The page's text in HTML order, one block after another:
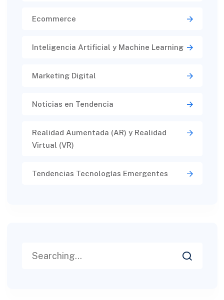
Ecommerce
Inteligencia Artificial y Machine Learning
Marketing Digital
Noticias en Tendencia
Realidad Aumentada (AR) y Realidad
Virtual (VR)​
Tendencias Tecnologías Emergentes